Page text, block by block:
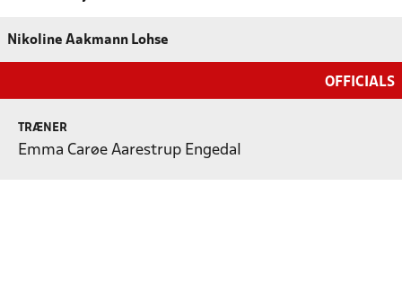
Nikoline Aakmann Lohse
OFFICIALS
TRÆNER
Emma Carøe Aarestrup Engedal